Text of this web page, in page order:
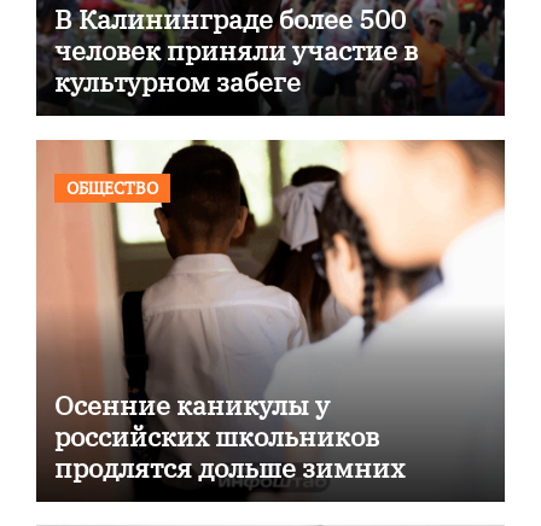
В Калининграде более 500
человек приняли участие в
культурном забеге
ОБЩЕСТВО
Осенние каникулы у
российских школьников
продлятся дольше зимних